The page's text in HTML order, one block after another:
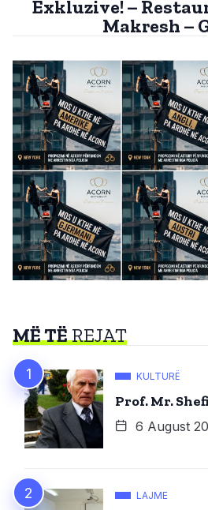
Exkluzive! –
Makresh –
MË TËREJAT
KULTURË
Prof. Mr.
6 August
LAJME